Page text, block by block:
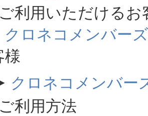
利用いただけるお
クロネコメンバーズ
様
クロネコメンバー
利用方法